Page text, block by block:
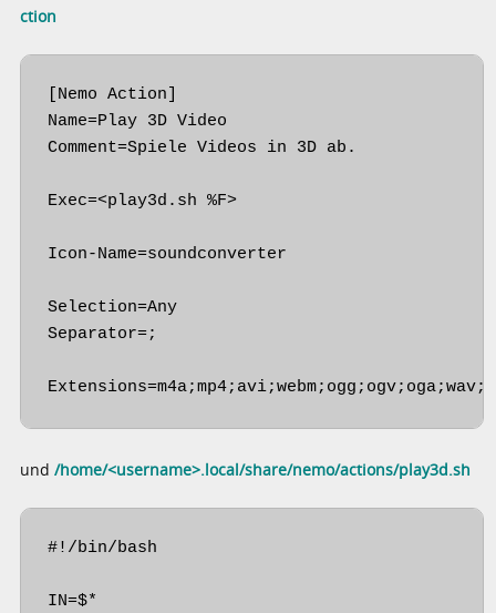
ction
[Nemo Action]
Name=Play 3D Video
Comment=Spiele Videos in 3D ab.
Exec=<play3d.sh %F>
Icon-Name=soundconverter
Selection=Any
Separator=;
und/home/<username>.local/share/nemo/actions/play3d.sh
#!/bin/bash
IN=$*